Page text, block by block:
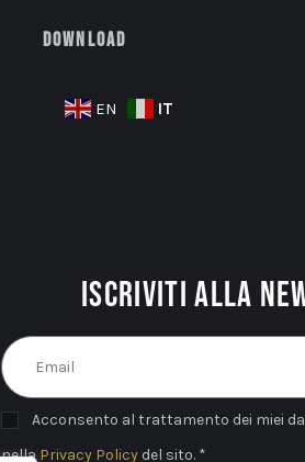
Download
EN IT
Iscriviti alla
Acconsento al trattamento dei miei
nella Privacy Policy del sito. *